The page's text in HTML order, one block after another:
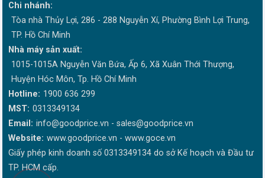
Chi nhánh:
Tòa nhà Thủy Lợi, 286 - 288 Nguyễn Xí, Phường Bình Lợi Trung,
TP. Hồ Chí Minh
Nhà máy sản xuất:
1015-1015A Nguyễn Văn Bứa, Ấp 6, Xã Xuân Thới Thượng,
Huyện Hóc Môn, Tp. Hồ Chí Minh
Hotline: 1900 636 299
MST: 0313349134
Email: info@goodprice.vn - sales@goodprice.vn
Website: www.goodprice.vn - www.goce.vn
Giấy phép kinh doanh số 0313349134 do sở Kế hoạch và Đầu tư
TP. HCM cấp.